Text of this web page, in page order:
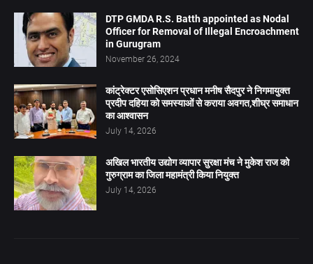
DTP GMDA R.S. Batth appointed as Nodal
Officer for Removal of Illegal Encroachment
in Gurugram
November 26, 2024
कांट्रेक्टर एसोसिएशन प्रधान मनीष सैदपुर ने निगमायुक्त
प्रदीप दहिया को समस्याओं से कराया अवगत,शीघ्र समाधान
का आश्वासन
July 14, 2026
अखिल भारतीय उद्योग व्यापार सुरक्षा मंच ने मुकेश राज को
गुरुग्राम का जिला महामंत्री किया नियुक्त
July 14, 2026